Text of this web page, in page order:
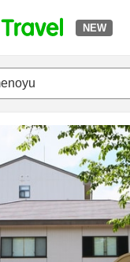
NEW
ละแพลนพัก สิ่่